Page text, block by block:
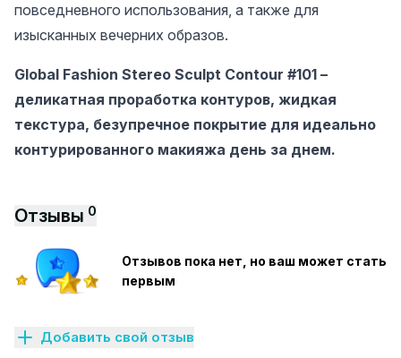
повседневного использования, а также для
изысканных вечерних образов.
Global Fashion Stereo Sculpt Contour #101 –
деликатная проработка контуров, жидкая
текстура, безупречное покрытие для идеально
контурированного макияжа день за днем.
Отзывы 0
Отзывов пока нет, но ваш может стать
первым
Добавить свой отзыв